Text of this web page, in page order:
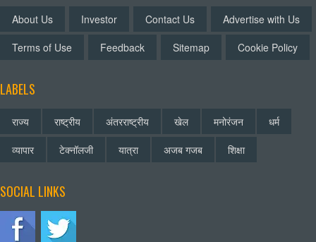
About Us Investor Contact Us
Advertise with Us
Terms of Use
Feedback Sitemap Cookie Policy
LABELS
राज्य राष्ट्रीय अंतरराष्ट्रीय खेल मनोरंजन
धर्म
व्यापार
टेक्नॉलजी यात्रा अजब गजब शिक्षा
SOCIAL LINKS